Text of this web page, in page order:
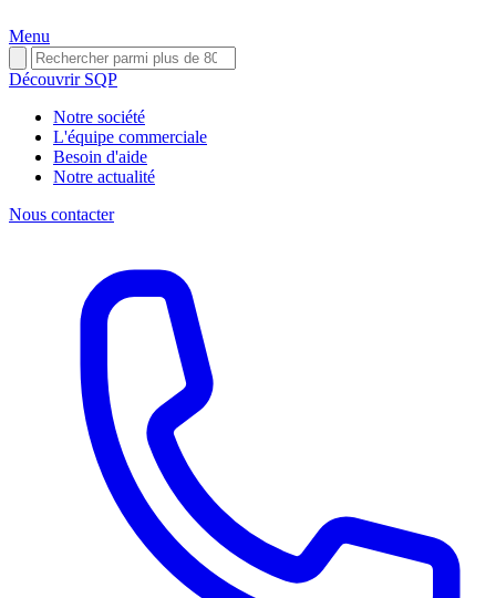
Menu
Découvrir SQP
Notre société
L'équipe commerciale
Besoin d'aide
Notre actualité
Nous contacter